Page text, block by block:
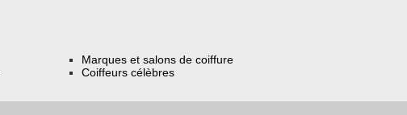
Marques et salons de coiffure
Coiffeurs célèbres